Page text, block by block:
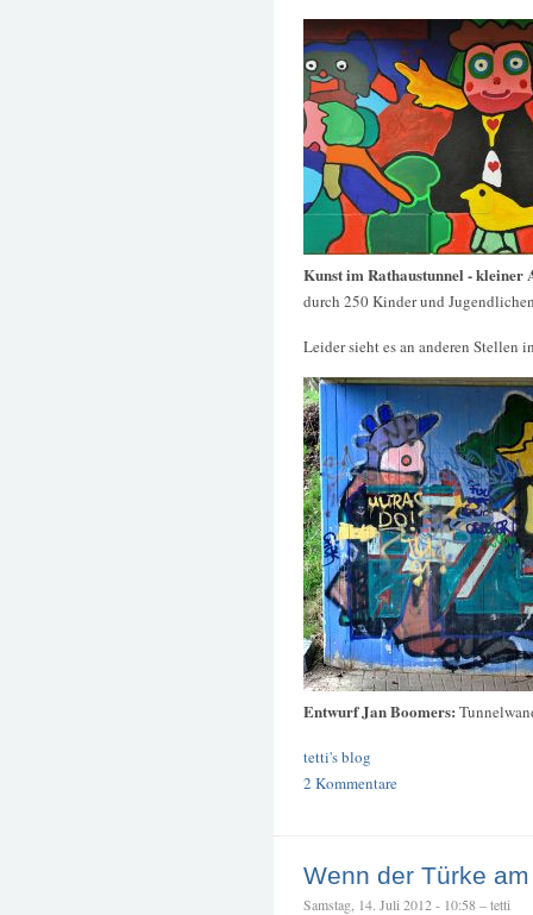
Kunst im Rathaustunnel - kleiner
durch 250 Kinder und
Leider sieht es an anderen Stellen
Entwurf Jan Boomers:
tetti's blog
2 Kommentare
Wenn der Türke
Samstag, 14. Juli 2012 - 10:58 – tetti